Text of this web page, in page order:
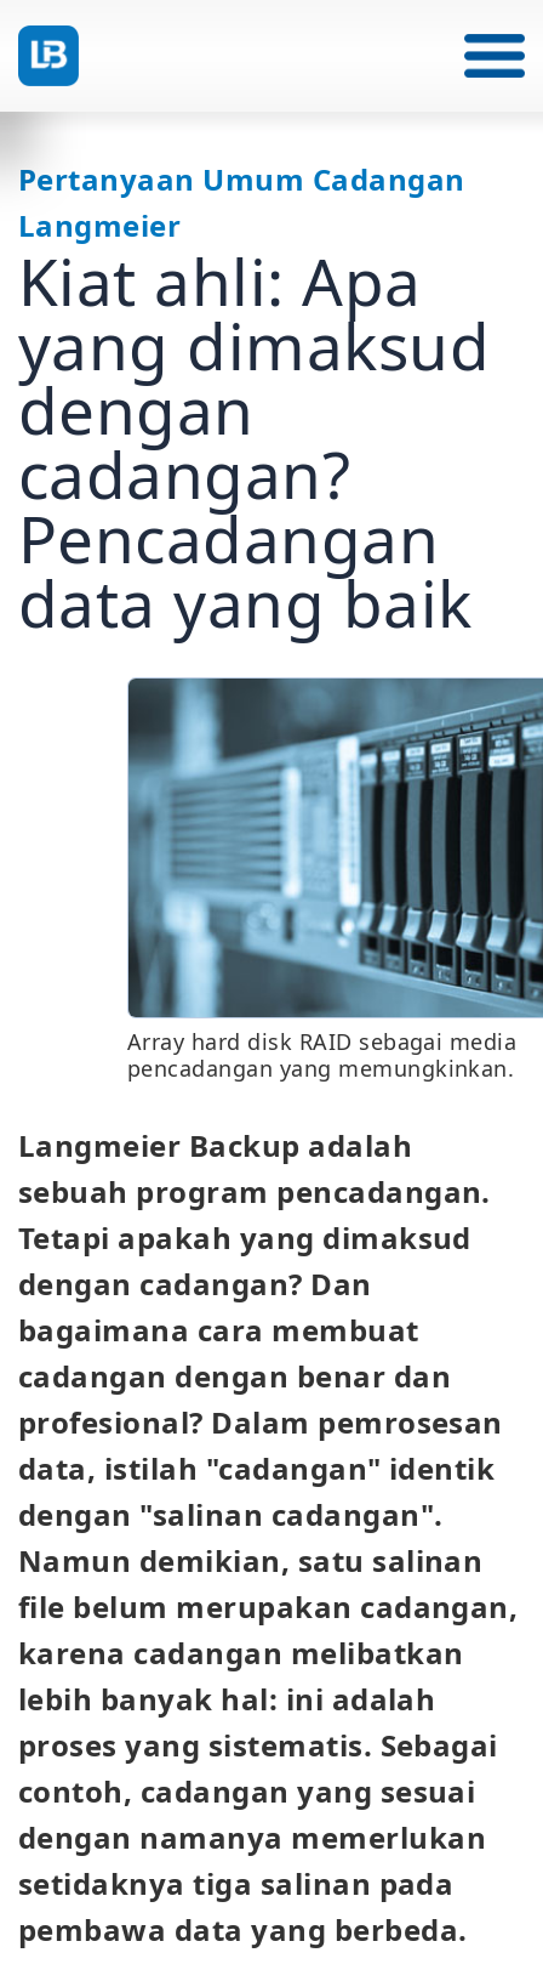
Pertanyaan Umum Cadangan
Langmeier
Kiat ahli: Apa
yang dimaksud
dengan
cadangan?
Pencadangan
data yang baik
Array hard disk RAID sebagai media
pencadangan yang memungkinkan.
Langmeier Backup adalah
sebuah program pencadangan.
Tetapi apakah yang dimaksud
dengan cadangan? Dan
bagaimana cara membuat
cadangan dengan benar dan
profesional? Dalam pemrosesan
data, istilah "cadangan" identik
dengan "salinan cadangan".
Namun demikian, satu salinan
file belum merupakan cadangan,
karena cadangan melibatkan
lebih banyak hal: ini adalah
proses yang sistematis. Sebagai
contoh, cadangan yang sesuai
dengan namanya memerlukan
setidaknya tiga salinan pada
pembawa data yang berbeda.